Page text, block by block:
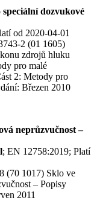
dozvukové
od 2020-04-01
2 (01 1605)
zdrojů hluku
pro malé
2: Metody pro
Březen 2010
neprůzvučnost –
; EN 12758:2019; Platí
(70 1017) Sklo ve
– Popisy
2011